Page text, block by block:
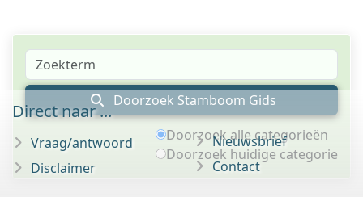
Doorzoek Stamboom Gids
Doorzoek alle categorieën
Doorzoek huidige categorie
Direct naar ...
Vraag/antwoord
Disclaimer
Nieuwsbrief
Contact